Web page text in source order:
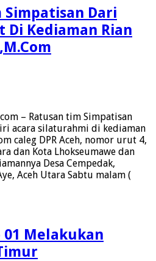
Dari
Di Kediaman Rian
– Ratusan tim Simpatisan
acara silaturahmi di kediaman
caleg DPR Aceh, nomor urut 4,
dan Kota Lhokseumawe dan
Desa Cempedak,
Aceh Utara Sabtu malam (
01 Melakukan